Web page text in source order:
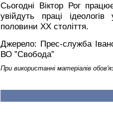
Сьогодні Віктор Рог
увійдуть праці ідеологів
половини ХХ століття.
Джерело: Прес-служба
ВО ”Свобода”
При використанні матеріалів